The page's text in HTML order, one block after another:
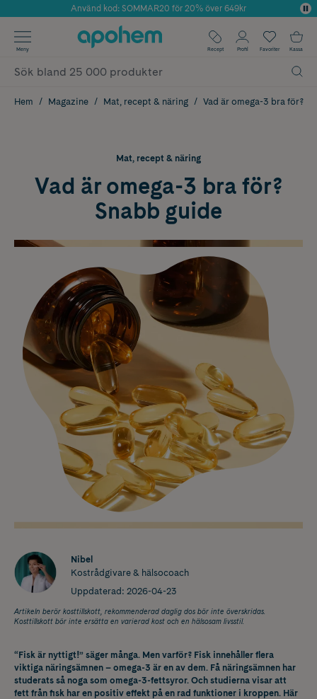
Årets Butik 2025 inom Skönhet
Använd kod: SOMMAR20 för 20% över 649kr
✓ Fri frakt
✓ Poäng på alla köp*
Meny Recept Profil Favoriter Kassa
Hem Magazine Mat, recept & näring Vad är omega-3 bra för?
Mat, recept & näring
Vad är omega-3 bra för?
Snabb guide
Nibel
Kostrådgivare & hälsocoach
Uppdaterad: 2026-04-23
Artikeln berör kosttillskott, rekommenderad daglig dos bör inte överskridas.
Kosttillskott bör inte ersätta en varierad kost och en hälsosam livsstil.
“Fisk är nyttigt!” säger många. Men varför? Fisk innehåller flera
viktiga näringsämnen – omega-3 är en av dem. Få näringsämnen har
studerats så noga som omega-3-fettsyror. Och studierna visar att
fett från fisk har en positiv effekt på en rad funktioner i kroppen. Här